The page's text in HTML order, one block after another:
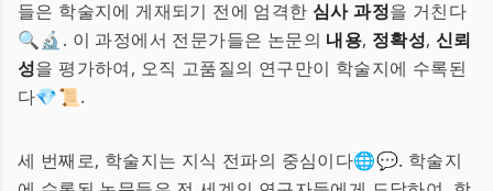
들은 학술지에 게재되기 전에 엄격한 심사 과정을 거친다
🔍🔬. 이 과정에서 전문가들은 논문의 내용, 정확성,신뢰
성을 평가하여, 오직 고품질의 연구만이 학술지에 수록된
다💎📜.
세 번째로, 학술지는 지식 전파의 중심이다🌐💬. 학술지